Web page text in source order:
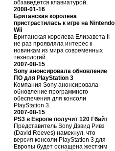
обзаведется клавиатурой.
2008-01-16
Британская королева
пристрастилась к игре на Nintendo
Wii
Британская королева Елизавета II
не раз проявляла интерес к
новинкам из мира современных
технологий.
2007-08-15
Sony анонсировала обновление
ПО для PlayStation 3
Компания Sony анонсировала
обновление программного
обеспечения для консоли
PlayStation 3.
2007-08-15
PS3 в Европе получит 120 Гбайт
Представитель Sony Дэвид Ривз
(David Reeves) намекнул, что
версия консоли PlayStation 3 для
Европы будет оснащена жестким